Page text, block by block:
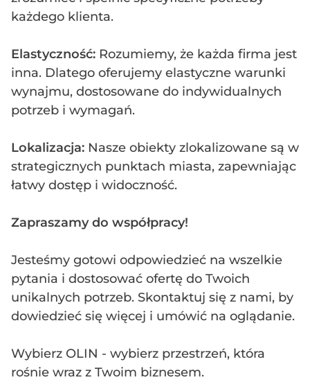
każdego klienta.
Elastyczność: Rozumiemy, że każda firma jest
inna. Dlatego oferujemy elastyczne warunki
wynajmu, dostosowane do indywidualnych
potrzeb i wymagań.
Lokalizacja: Nasze obiekty zlokalizowane są w
strategicznych punktach miasta, zapewniając
łatwy dostęp i widoczność.
Zapraszamy do współpracy!
Jesteśmy gotowi odpowiedzieć na wszelkie
pytania i dostosować ofertę do Twoich
unikalnych potrzeb. Skontaktuj się z nami, by
dowiedzieć się więcej i umówić na oglądanie.
Wybierz OLIN - wybierz przestrzeń, która
rośnie wraz z Twoim biznesem.